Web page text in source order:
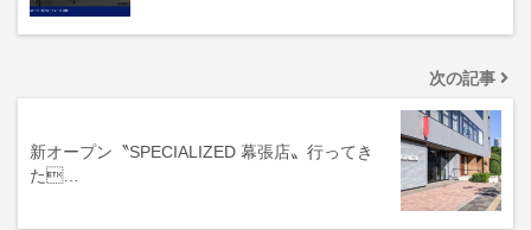
次の記事
新オープン〝SPECIALIZED 幕張店〟行ってき
た…